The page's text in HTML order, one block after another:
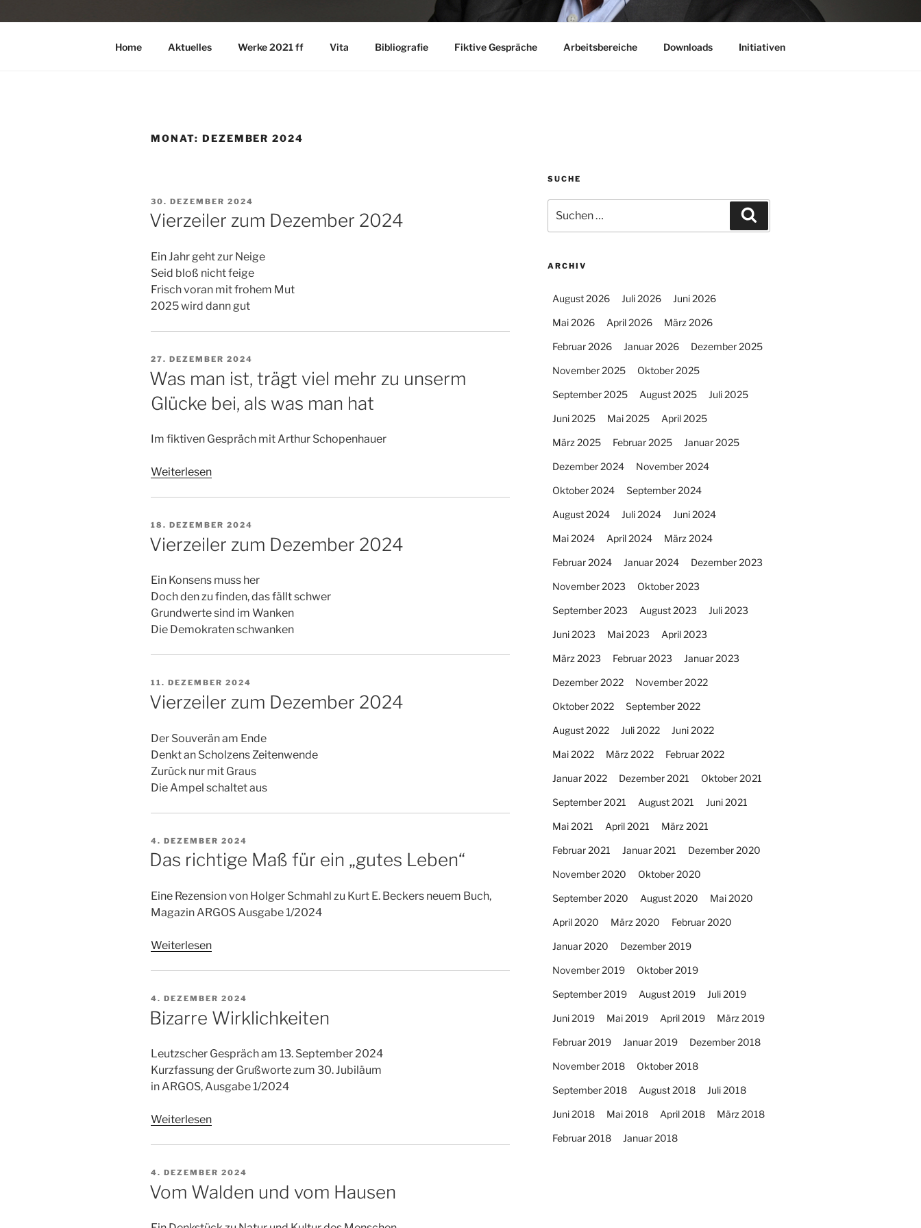
Home Aktuelles Werke 2021 ff Vita Bibliografie Fiktive Gespräche Arbeitsbereiche Downloads Initiativen
MONAT: DEZEMBER 2024
VERÖFFENTLICHT
AM
30. DEZEMBER 2024
Vierzeiler zum Dezember 2024
Ein Jahr geht zur Neige
Seid bloß nicht feige
Frisch voran mit frohem Mut
2025 wird dann gut
VERÖFFENTLICHT
27. DEZEMBER 2024
Was man ist, trägt viel mehr zu unserm
Glücke bei, als was man hat
Im fiktiven Gespräch mit Arthur Schopenhauer
Weiterlesen
VERÖFFENTLICHT
AM
18. DEZEMBER 2024
Vierzeiler zum Dezember 2024
Ein Konsens muss her
Doch den zu finden, das fällt schwer
Grundwerte sind im Wanken
Die Demokraten schwanken
VERÖFFENTLICHT
AM
11. DEZEMBER 2024
Vierzeiler zum Dezember 2024
Der Souverän am Ende
Denkt an Scholzens Zeitenwende
Zurück nur mit Graus
Die Ampel schaltet aus
VERÖFFENTLICHT
AM
4. DEZEMBER 2024
Das richtige Maß für ein „gutes Leben“
Eine Rezension von Holger Schmahl zu Kurt E. Beckers neuem Buch,
Magazin ARGOS Ausgabe 1/2024
Weiterlesen
VERÖFFENTLICHT
4. DEZEMBER 2024
Bizarre Wirklichkeiten
Leutzscher Gespräch am 13. September 2024
Kurzfassung der Grußworte zum 30. Jubiläum
in ARGOS, Ausgabe 1/2024
Weiterlesen
VERÖFFENTLICHT
AM
4. DEZEMBER 2024
Vom Walden und vom Hausen
SUCHE
nach:
ARCHIV
August 2026 Juli 2026 Juni 2026
Mai 2026 April 2026 März 2026
Februar 2026 Januar 2026 Dezember 2025
November 2025 Oktober 2025
September 2025 August 2025 Juli 2025
Juni 2025 Mai 2025 April 2025
März 2025 Februar 2025 Januar 2025
Dezember 2024 November 2024
Oktober 2024 September 2024
August 2024 Juli 2024 Juni 2024
Mai 2024 April 2024 März 2024
Februar 2024 Januar 2024 Dezember 2023
November 2023 Oktober 2023
September 2023 August 2023 Juli 2023
Juni 2023 Mai 2023 April 2023
März 2023 Februar 2023 Januar 2023
Dezember 2022 November 2022
Oktober 2022 September 2022
August 2022 Juli 2022 Juni 2022
Mai 2022 März 2022 Februar 2022
Januar 2022 Dezember 2021 Oktober 2021
September 2021 August 2021 Juni 2021
Mai 2021 April 2021 März 2021
Februar 2021 Januar 2021 Dezember 2020
November 2020 Oktober 2020
September 2020 August 2020 Mai 2020
April 2020 März 2020 Februar 2020
Januar 2020 Dezember 2019
November 2019 Oktober 2019
September 2019 August 2019 Juli 2019
Juni 2019 Mai 2019 April 2019 März 2019
Februar 2019 Januar 2019 Dezember 2018
November 2018 Oktober 2018
September 2018 August 2018 Juli 2018
Juni 2018 Mai 2018 April 2018 März 2018
Februar 2018 Januar 2018